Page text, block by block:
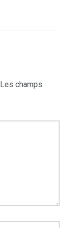
Les champs